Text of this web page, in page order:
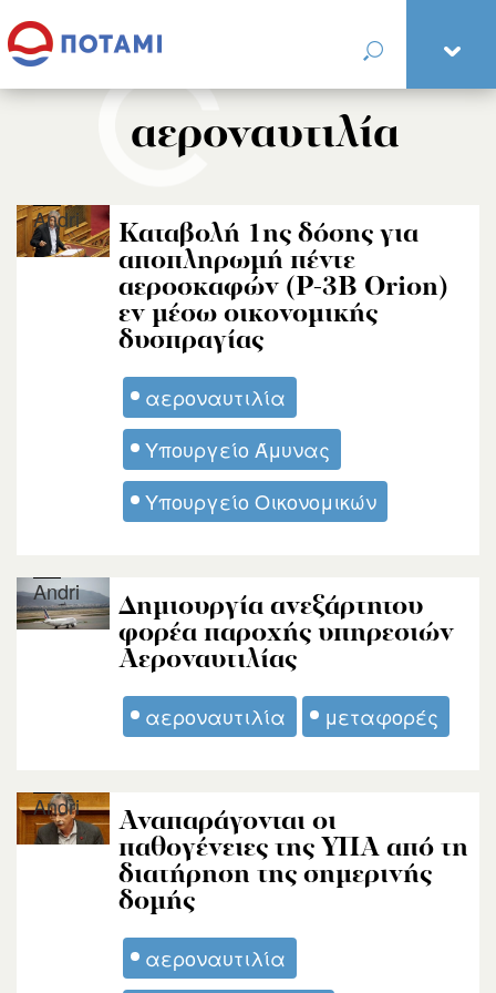
αεροναυτιλία
Καταβολή 1ης δόσης για
αποπληρωμή πέντε
αεροσκαφών (P-3B Orion)
εν μέσω οικονομικής
δυσπραγίας
αεροναυτιλία
Υπουργείο Άμυνας
Υπουργείο Οικονομικών
Andri
Δημιουργία ανεξάρτητου
φορέα παροχής υπηρεσιών
Αεροναυτιλίας
αεροναυτιλία μεταφορές
Andri
Αναπαράγονται οι
παθογένειες της ΥΠΑ από τη
διατήρηση της σημερινής
δομής
αεροναυτιλία
Andri